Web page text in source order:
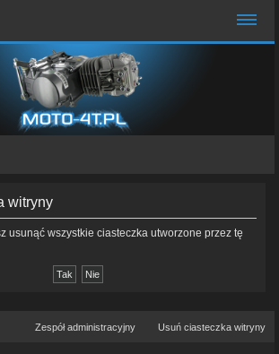
witryny
usunąć wszystkie ciasteczka utworzone przez tę
Usuń ciasteczka witryny
Zespół administracyjny